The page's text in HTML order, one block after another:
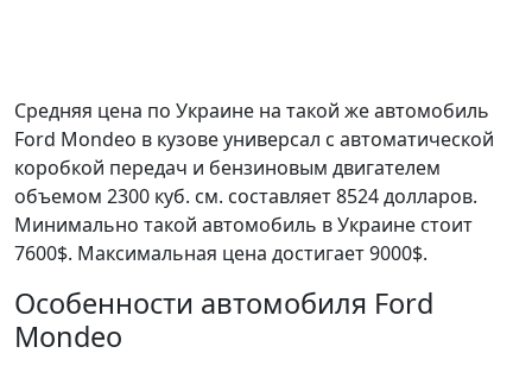
Средняя цена по Украине на такой же автомобиль
Ford Mondeo в кузове универсал c автоматической
коробкой передач и бензиновым двигателем
объемом 2300 куб. см. составляет 8524 долларов.
Минимально такой автомобиль в Украине стоит
7600$. Максимальная цена достигает 9000$.
Особенности автомобиля Ford
Mondeo